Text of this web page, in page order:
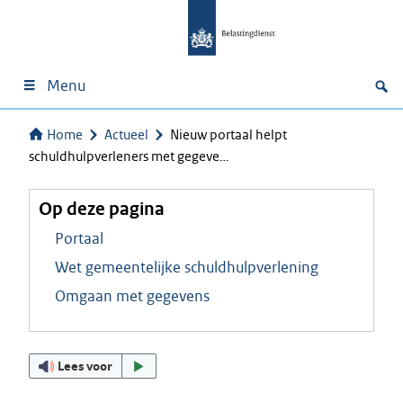
Menu
Home Actueel
Nieuw portaal helpt
schuldhulpverleners met gegeve…
Op deze pagina
Portaal
Wet gemeentelijke schuldhulpverlening
Omgaan met gegevens
Lees voor